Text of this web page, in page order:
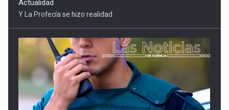
Sucesos
Detenidas tres mujeres por robar 21.000 euros a un anciano
en Mota del Cuervo